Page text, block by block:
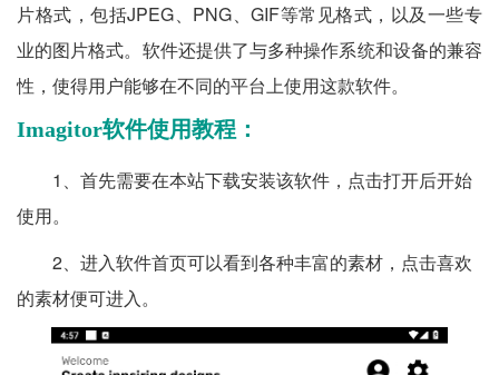
片格式，包括JPEG、PNG、GIF等常见格式，以及一些专
业的图片格式。软件还提供了与多种操作系统和设备的兼容
性，使得用户能够在不同的平台上使用这款软件。
Imagitor软件使用教程：
1、首先需要在本站下载安装该软件，点击打开后开始
使用。
2、进入软件首页可以看到各种丰富的素材，点击喜欢
的素材便可进入。